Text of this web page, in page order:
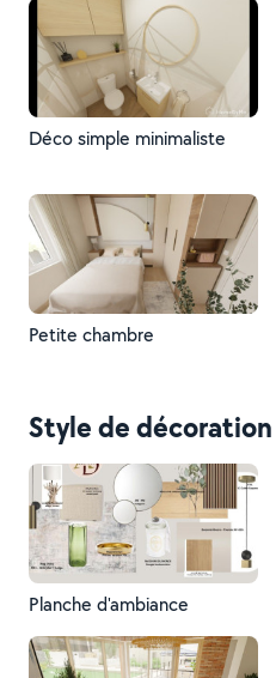
Déco simple minimaliste
Petite chambre
Style de décoration
Planche d'ambiance